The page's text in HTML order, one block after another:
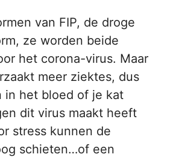
van FIP, de droge
ze worden beide
het corona-virus. Maar
meer ziektes, dus
in het bloed of je kat
dit virus maakt heeft
stress kunnen de
schieten…of een